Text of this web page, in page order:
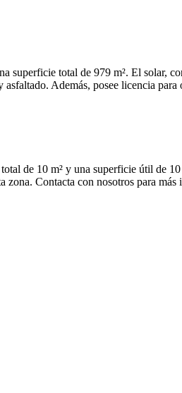
total de 979 m². El solar,
asfaltado. Además, posee licencia
de 10 m² y una superficie útil de 10
zona. Contacta con nosotros para más